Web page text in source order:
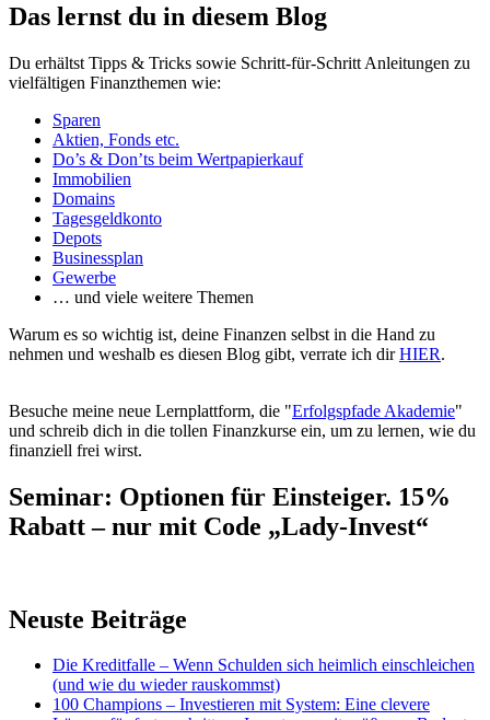
Das lernst du in diesem Blog
Du erhältst Tipps & Tricks sowie Schritt-für-Schritt Anleitungen zu
vielfältigen Finanzthemen wie:
Sparen
Aktien, Fonds etc.
Do’s & Don’ts beim Wertpapierkauf
Immobilien
Domains
Tagesgeldkonto
Depots
Businessplan
Gewerbe
… und viele weitere Themen
Warum es so wichtig ist, deine Finanzen selbst in die Hand zu
nehmen und weshalb es diesen Blog gibt, verrate ich dirHIER.
Besuche meine neue Lernplattform, die "Erfolgspfade Akademie"
und schreib dich in die tollen Finanzkurse ein, um zu lernen, wie du
finanziell frei wirst.
Seminar: Optionen für Einsteiger. 15%
Rabatt – nur mit Code „Lady-Invest“
Neuste Beiträge
Die Kreditfalle – Wenn Schulden sich heimlich einschleichen
(und wie du wieder rauskommst)
100 Champions – Investieren mit System: Eine clevere